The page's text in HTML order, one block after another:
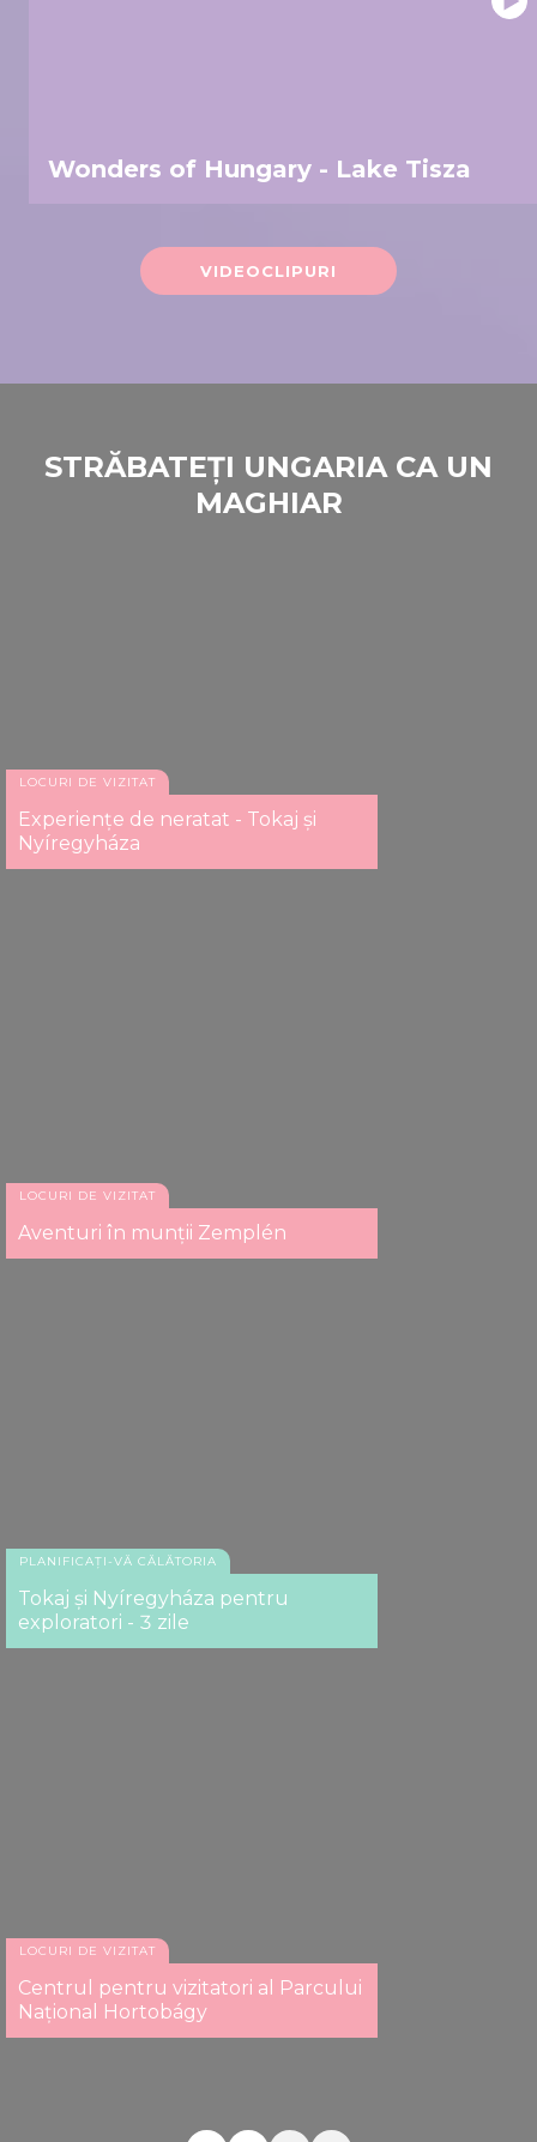
Wonders of Hungary - Lake Tisza
VIDEOCLIPURI
STRĂBATEȚI UNGARIA CA UN
MAGHIAR
LOCURI DE VIZITAT
Experiențe de neratat - Tokaj și
Nyíregyháza
LOCURI DE VIZITAT
Aventuri în munţii Zemplén
PLANIFICAȚI-VĂ CĂLĂTORIA
Tokaj și Nyíregyháza pentru
exploratori - 3 zile
LOCURI DE VIZITAT
Centrul pentru vizitatori al Parcului
Național Hortobágy